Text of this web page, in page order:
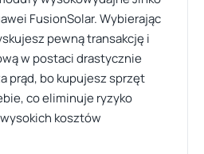
FusionSolar. Wybierając
pewną transakcję i
w postaci drastycznie
prąd, bo kupujesz sprzęt
co eliminuje ryzyko
kosztów